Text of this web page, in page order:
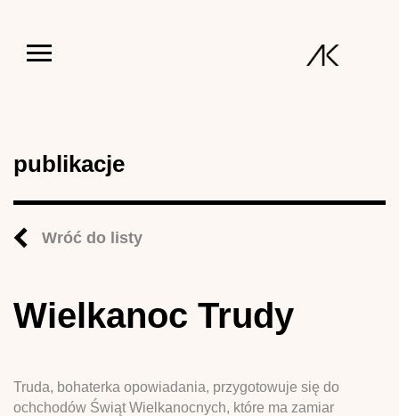
publikacje
Wróć do listy
Wielkanoc Trudy
Truda, bohaterka opowiadania, przygotowuje się do
ochchodów Świąt Wielkanocnych, które ma zamiar